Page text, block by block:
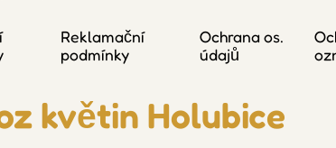
Reklamační
podmínky
Ochrana os.
údajů
květin Holubice